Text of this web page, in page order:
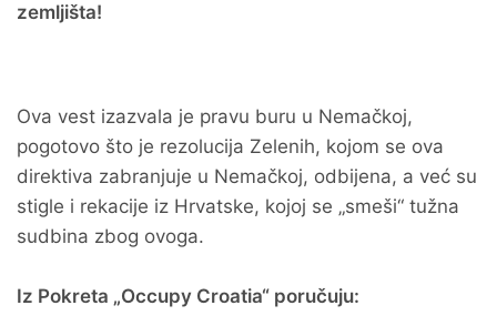
zemljišta!
Ova vest izazvala je pravu buru u Nemačkoj,
pogotovo što je rezolucija Zelenih, kojom se ova
direktiva zabranjuje u Nemačkoj, odbijena, a već su
stigle i rekacije iz Hrvatske, kojoj se „smeši“ tužna
sudbina zbog ovoga.
Iz Pokreta „Occupy Croatia“ poručuju: